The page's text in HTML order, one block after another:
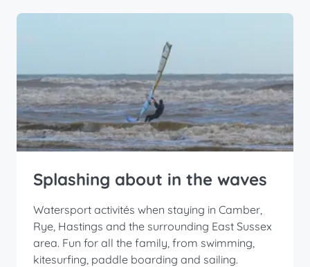
Splashing about in the waves
Watersport activités when staying in Camber,
Rye, Hastings and the surrounding East Sussex
area. Fun for all the family, from swimming,
kitesurfing, paddle boarding and sailing.